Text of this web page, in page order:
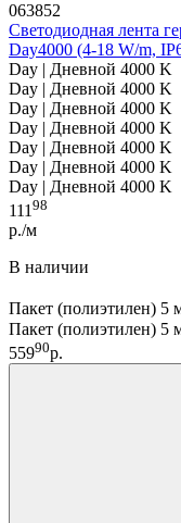
063852
Светодиодная лента
Day4000 (4-18 W/m,
Day | Дневной 4000 K
Day | Дневной 4000 K
Day | Дневной 4000 K
Day | Дневной 4000 K
Day | Дневной 4000 K
Day | Дневной 4000 K
Day | Дневной 4000 K
11198
р./м
В наличии
Пакет (полиэтилен)
Пакет (полиэтилен) 5
55990р.